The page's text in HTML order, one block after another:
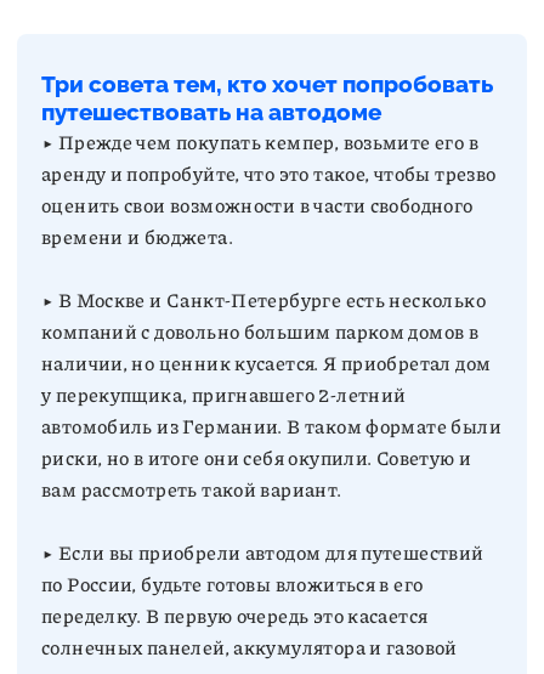
Три совета тем, кто хочет попробовать
путешествовать на автодоме
▶︎ Прежде чем покупать кемпер, возьмите его в
аренду и попробуйте, что это такое, чтобы трезво
оценить свои возможности в части свободного
времени и бюджета.
▶︎ В Москве и Санкт-Петербурге есть несколько
компаний с довольно большим парком домов в
наличии, но ценник кусается. Я приобретал дом
у перекупщика, пригнавшего 2-летний
автомобиль из Германии. В таком формате были
риски, но в итоге они себя окупили. Советую и
вам рассмотреть такой вариант.
▶︎ Если вы приобрели автодом для путешествий
по России, будьте готовы вложиться в его
переделку. В первую очередь это касается
солнечных панелей, аккумулятора и газовой